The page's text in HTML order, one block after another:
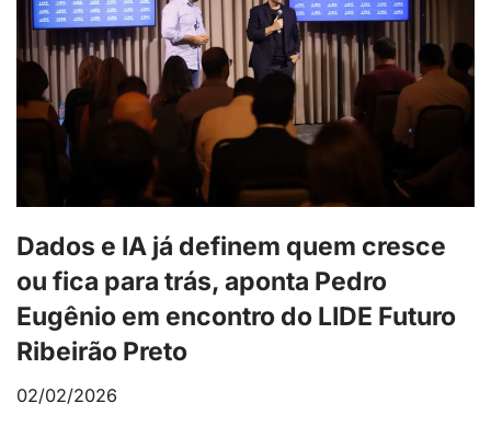
Dados e IA já definem quem cresce
ou fica para trás, aponta Pedro
Eugênio em encontro do LIDE Futuro
Ribeirão Preto
02/02/2026